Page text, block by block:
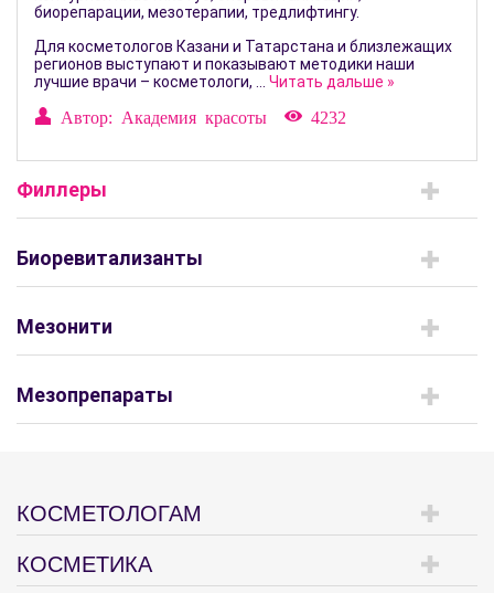
биорепарации, мезотерапии, тредлифтингу.
Для косметологов Казани и Татарстана и близлежащих
регионов выступают и показывают методики наши
лучшие врачи – косметологи,
Читать дальше »
Автор: Академия красоты
4232
Филлеры
Биоревитализанты
Мезонити
Мезопрепараты
КОСМЕТОЛОГАМ
КОСМЕТИКА